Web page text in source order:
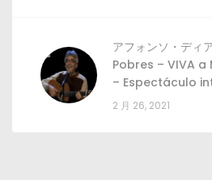
アフォンソ・ディ
Pobres – VIVA a
– Espectáculo
2 月 26, 2021